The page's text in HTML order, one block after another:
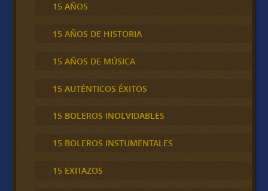
15 AÑOS
15 AÑOS DE HISTORIA
15 AÑOS DE MÚSICA
15 AUTÉNTICOS ÉXITOS
15 BOLEROS INOLVIDABLES
15 BOLEROS INSTUMENTALES
15 EXITAZOS